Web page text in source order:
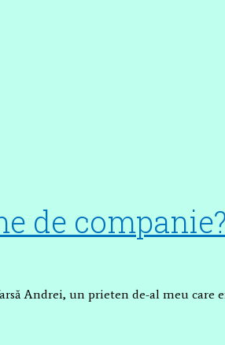
de companie?
Andrei, un prieten de-al meu